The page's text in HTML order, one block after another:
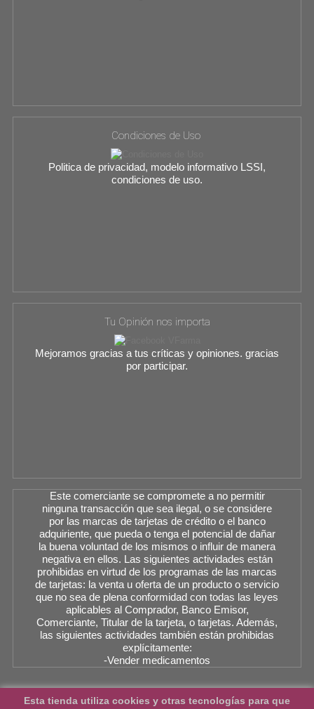
Condiciones de Uso
Politica de privacidad, modelo informativo LSSI,
condiciones de uso.
Tu Opinión nos importa
Mejoramos gracias a tus críticas y opiniones. gracias
por participar.
Este comerciante se compromete a no permitir
ninguna transacción que sea ilegal, o se considere
por las marcas de tarjetas de crédito o el banco
adquiriente, que pueda o tenga el potencial de dañar
la buena voluntad de los mismos o influir de manera
negativa en ellos. Las siguientes actividades están
prohibidas en virtud de los programas de las marcas
de tarjetas: la venta u oferta de un producto o servicio
que no sea de plena conformidad con todas las leyes
aplicables al Comprador, Banco Emisor,
Comerciante, Titular de la tarjeta, o tarjetas. Además,
las siguientes actividades también están prohibidas
explícitamente:
-Vender medicamentos
Esta tienda utiliza cookies y otras tecnologías para que